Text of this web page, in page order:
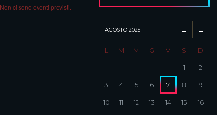
Non ci sono eventi previsti.
AGOSTO 2026
L M M G V S D
1 2
3 4 5 6 7 8 9
10 11 12 13 14 15 16